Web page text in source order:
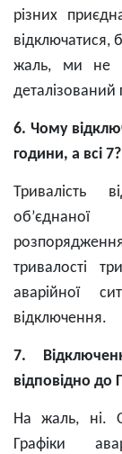
різних
відключатися,
жаль, ми не
деталізований
6. Чому
години, а всі 7?
Тривалість
тривалості
аварійної
відключення.
7.
відповідно до
На жаль, ні.
Графіки